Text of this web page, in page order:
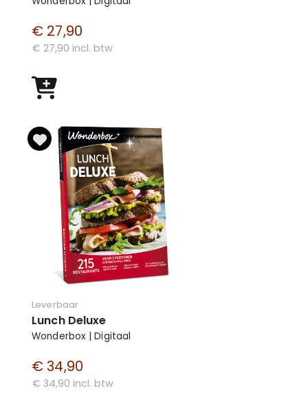
€ 27,90
€ 27,90 incl. btw
Leverbaar
Lunch Deluxe
Wonderbox | Digitaal
€ 34,90
€ 34,90 incl. btw